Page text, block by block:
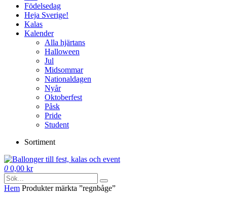
Födelsedag
Heja Sverige!
Kalas
Kalender
Alla hjärtans
Halloween
Jul
Midsommar
Nationaldagen
Nyår
Oktoberfest
Påsk
Pride
Student
Sortiment
0 0,00 kr
Hem Produkter märkta ”regnbåge”